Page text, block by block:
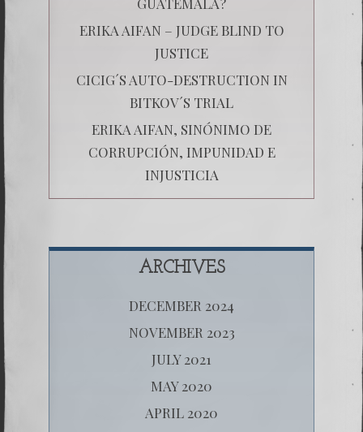
ERIKA AIFAN – JUDGE BLIND TO
JUSTICE
CICIG´S AUTO-DESTRUCTION IN
BITKOV´S TRIAL
ERIKA AIFAN, SINÓNIMO DE
CORRUPCIÓN, IMPUNIDAD E
INJUSTICIA
ARCHIVES
DECEMBER 2024
NOVEMBER 2023
JULY 2021
MAY 2020
APRIL 2020